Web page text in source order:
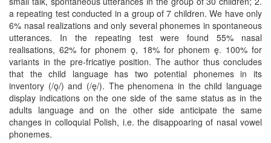
a repeating test conducted in a group of 7 children. We have only
6% nasal realizations and only several phonemes in spontaneous
utterances. In the repeating test were found 55% nasal
realisations, 62% for phonem ǫ, 18% for phonem ę. 100% for
variants in the pre-fricatiye position. The author thus concludes
that the child language has two potential phonemes in its
inventory (/ǫ/) and (/ę/). The phenomena in the child language
display indications on the one side of the same status as in the
adults language and on the other side anticipate the same
changes in colloquial Polish, i.e. the disappoaring of nasal vowel
phonemes.